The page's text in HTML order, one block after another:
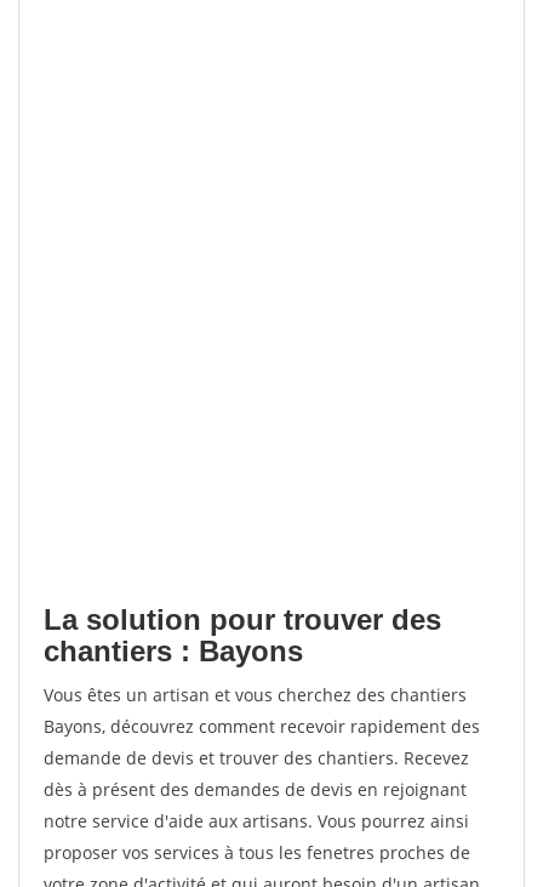
La solution pour trouver des
chantiers : Bayons
Vous êtes un artisan et vous cherchez des chantiers
Bayons, découvrez comment recevoir rapidement des
demande de devis et trouver des chantiers. Recevez
dès à présent des demandes de devis en rejoignant
notre service d'aide aux artisans. Vous pourrez ainsi
proposer vos services à tous les fenetres proches de